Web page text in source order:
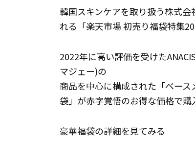
韓国スキンケアを取り扱う株式
れる「楽天市場 初売り福袋特集
2022年に高い評価を受けた
マジェー)の
商品を中心に構成された「ベー
袋」が赤字覚悟のお得な価格で購
豪華福袋の詳細を見てみる